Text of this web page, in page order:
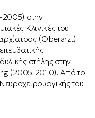
2005) στην
Κλινικές του
(Oberarzt)
στήλης στην
(2005-2010). Από το
του